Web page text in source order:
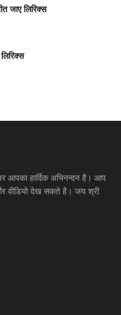
जाए लिरिक्स
आपका हार्दिक अभिनन्दन है। आप
वीडियो देख सकते है। जय श्री